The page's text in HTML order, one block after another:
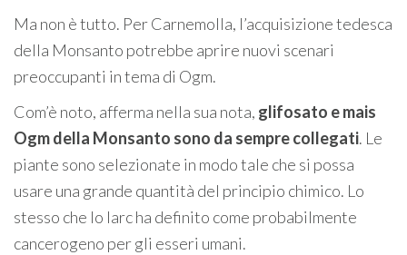
Ma non è tutto. Per Carnemolla, l’acquisizione tedesca
della Monsanto potrebbe aprire nuovi scenari
preoccupanti in tema di Ogm.
Com’è noto, afferma nella sua nota, glifosato e mais
Ogm della Monsanto sono da sempre collegati. Le
piante sono selezionate in modo tale che si possa
usare una grande quantità del principio chimico. Lo
stesso che lo Iarc ha definito come probabilmente
cancerogeno per gli esseri umani.